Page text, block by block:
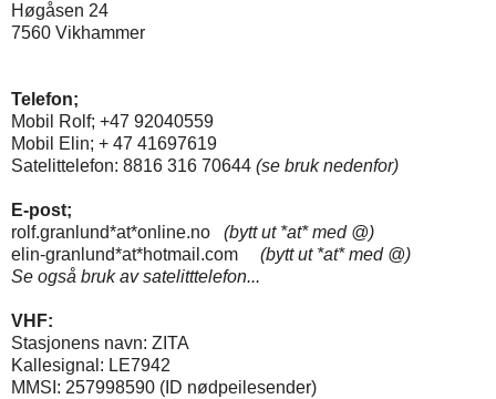
Høgåsen 24
7560 Vikhammer
Telefon;
Mobil Rolf; +47 92040559
Mobil Elin; + 47 41697619
Satelittelefon: 8816 316 70644 (se bruk nedenfor)
E-post;
rolf.granlund*at*online.no (bytt ut *at* med @)
elin-granlund*at*hotmail.com (bytt ut *at* med @)
Se også bruk av satelitttelefon...
VHF:
Stasjonens navn: ZITA
Kallesignal: LE7942
MMSI: 257998590 (ID nødpeilesender)